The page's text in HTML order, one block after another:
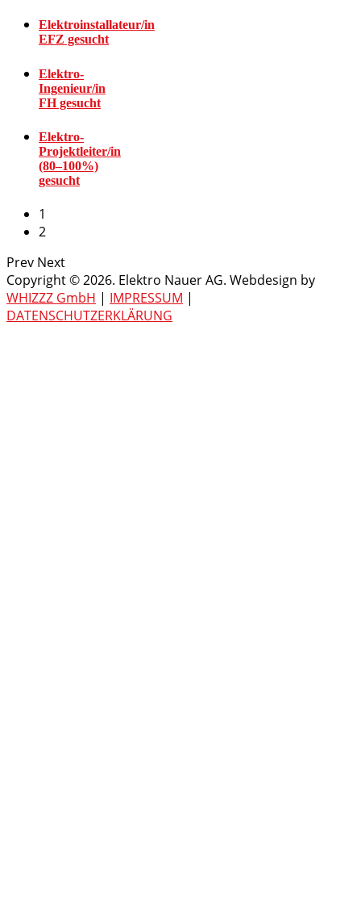
Elektroinstallateur/in
EFZ gesucht
Elektro-
Ingenieur/in
FH gesucht
Elektro-
Projektleiter/in
(80–100%)
gesucht
1
2
Prev Next
Copyright © 2026. Elektro Nauer AG. Webdesign by
WHIZZZ GmbH | IMPRESSUM |
DATENSCHUTZERKLÄRUNG